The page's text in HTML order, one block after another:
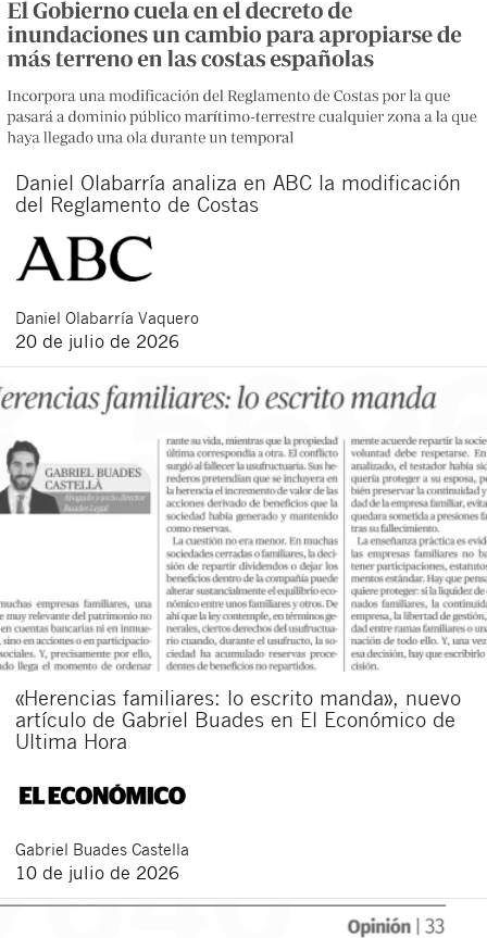
Daniel Olabarría analiza en ABC la modificación
del Reglamento de Costas
Daniel Olabarría Vaquero
20 de julio de 2026
«Herencias familiares: lo escrito manda», nuevo
artículo de Gabriel Buades en El Económico de
Ultima Hora
Gabriel Buades Castella
10 de julio de 2026